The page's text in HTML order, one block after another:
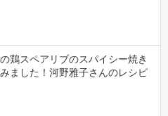
鶏スペアリブのスパイシー焼き
ました！河野雅子さんのレシピ